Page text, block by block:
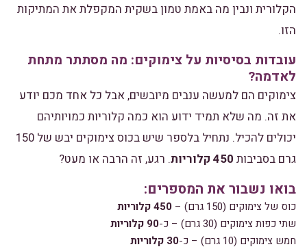
הקלורית ונבין מה באמת טמון בשקית המקפלת את המתיקות
הזו.
עובדות בסיסיות על צימוקים: מה מסתתר מתחת
לאדמה?
צימוקים הם למעשה ענבים מיובשים, אבל כל אחד מכם יודע
את זה. מה שלא תמיד ידוע הוא כמה קלוריות כמויותיהם
יכולים להכיל. נתחיל בלספר שיש בכוס צימוקים יבש של 150
גרם בסביבות 450 קלוריות . רגע, זה הרבה או מעט?
בואו נשבור את המספרים:
כוס של צימוקים (150 גרם) –
450 קלוריות
שתי כפות צימוקים (30 גרם) – כ-
90 קלוריות
חמש צימוקים (10 גרם) – כ-
30 קלוריות